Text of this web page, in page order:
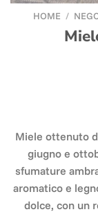
HOME /
Miele ottenuto
giugno e
sfumature
aromatico e
dolce, con un